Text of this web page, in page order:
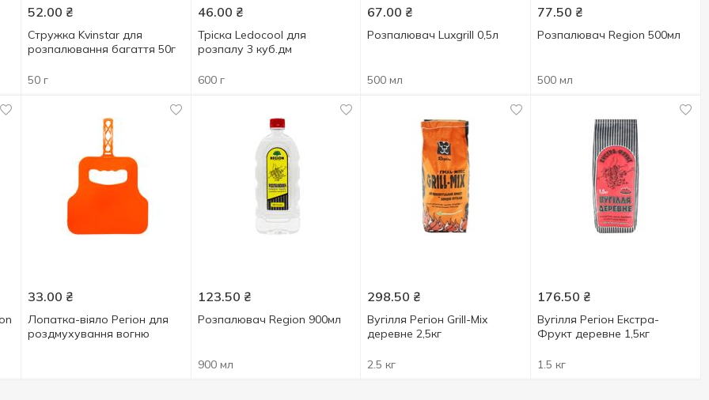
52.00 ₴
Стружка Kvinstar для
розпалювання багаття 50г
50 г
46.00 ₴
Тріска Ledocool для
розпалу 3 куб.дм
600 г
67.00 ₴
Розпалювач Luxgrill 0,5л
500 мл
77.50 ₴
Розпалювач Region 500мл
500 мл
33.00 ₴
Лопатка-віяло Регіон для
роздмухування вогню
123.50 ₴
Розпалювач Region 900мл
900 мл
298.50 ₴
Вугілля Регіон Grill-Mix
деревне 2,5кг
2.5 кг
176.50 ₴
Вугілля Регіон Екстра-
Фрукт деревне 1,5кг
1.5 кг